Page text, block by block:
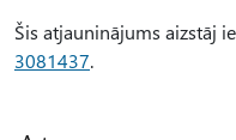
Šis atjauninājums aizstāj
3081437.